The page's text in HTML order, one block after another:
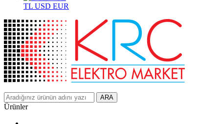
TL USD EUR
ARA
Ürünler